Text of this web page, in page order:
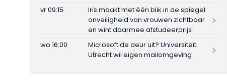
vr 09:15
Iris maakt met één blik in de spiegel
onveiligheid van vrouwen zichtbaar
en wint daarmee afstudeerprijs
wo 16:00
Microsoft de deur uit? Universiteit
Utrecht wil eigen mailomgeving